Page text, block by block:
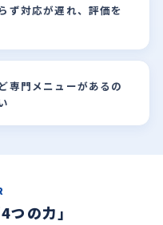
ず対応が遅れ、評価を
専門メニューがあるの
つの力」